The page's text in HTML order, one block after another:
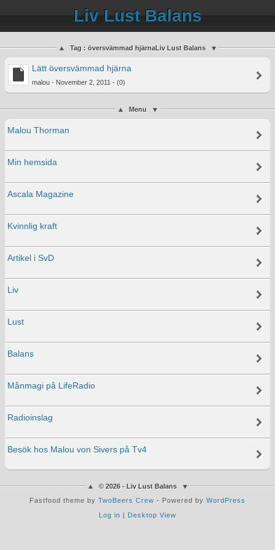
Liv Lust Balans
Tag : översvämmad hjärnaLiv Lust Balans
Lätt översvämmad hjärna
malou - November 2, 2011 - (0)
Menu
Malou Thorman
Min hemsida
Ascala Magazine
Kvinnlig kraft
Artikel i SvD
Liv
Lust
Balans
Månmagi på LifeRadio
Radioinslag
Besök hos Malou von Sivers på Tv4
© 2026 - Liv Lust Balans
Fastfood theme by TwoBeers Crew - Powered by WordPress
Log in | Desktop View